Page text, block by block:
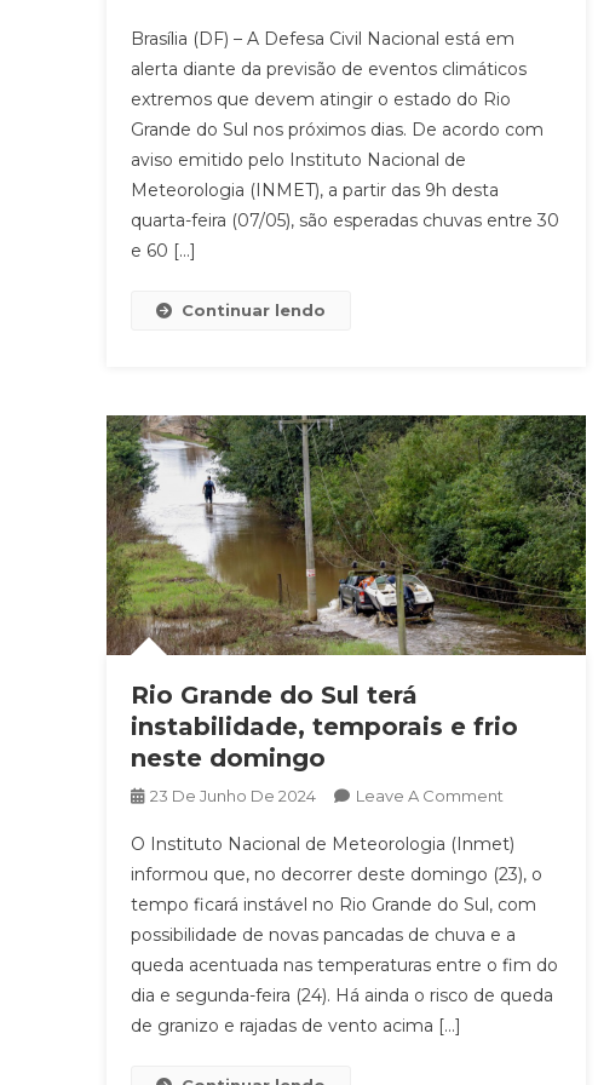
Brasília (DF) – A Defesa Civil Nacional está em
alerta diante da previsão de eventos climáticos
extremos que devem atingir o estado do Rio
Grande do Sul nos próximos dias. De acordo com
aviso emitido pelo Instituto Nacional de
Meteorologia (INMET), a partir das 9h desta
quarta-feira (07/05), são esperadas chuvas entre 30
e 60 […]
Continuar lendo
Rio Grande do Sul terá
instabilidade, temporais e frio
neste domingo
23 De Junho De 2024 Leave A CommentOn
Grande
Do
Sul
Terá
Instabilidade,
Temporais
O Instituto Nacional de Meteorologia (Inmet)
informou que, no decorrer deste domingo (23), o
tempo ficará instável no Rio Grande do Sul, com
possibilidade de novas pancadas de chuva e a
queda acentuada nas temperaturas entre o fim do
dia e segunda-feira (24). Há ainda o risco de queda
de granizo e rajadas de vento acima […]